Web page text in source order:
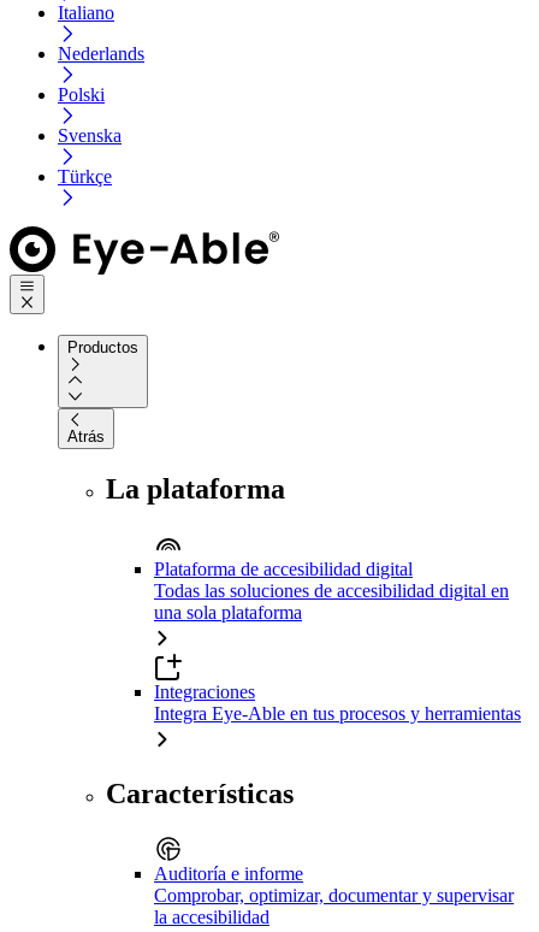
Italiano
Nederlands
Polski
Svenska
Türkçe
Productos
Atrás
La plataforma
Plataforma de accesibilidad digital
Todas las soluciones de accesibilidad digital en
una sola plataforma
Integraciones
Integra Eye-Able en tus procesos y herramientas
Características
Auditoría e informe
Comprobar, optimizar, documentar y supervisar
la accesibilidad